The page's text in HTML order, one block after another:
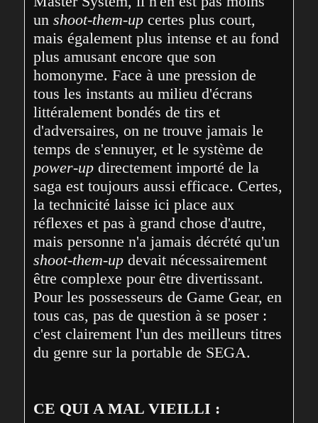
un shoot-them-up certes plus court,
mais également plus intense et au fond
plus amusant encore que son
homonyme. Face à une pression de
tous les instants au milieu d'écrans
littéralement bondés de tirs et
d'adversaires, on ne trouve jamais le
power-up directement importé de la
saga est toujours aussi efficace. Certes,
la technicité laisse ici place aux
réflexes et pas à grand chose d'autre,
shoot-them-up devait nécessairement
être complexe pour être divertissant.
Pour les possesseurs de Game Gear, en
tous cas, pas de question à se poser :
c'est clairement l'un des meilleurs titres
du genre sur la portable de SEGA.
CE QUI A MAL VIEILLI :